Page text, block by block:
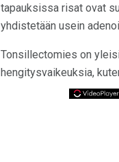
tapauksissa risat ovat
yhdistetään usein
Tonsillectomies on
hengitysvaikeuksia,